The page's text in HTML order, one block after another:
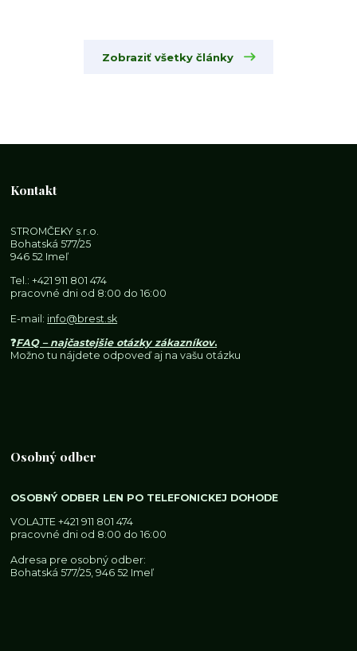
Zobraziť všetky články
Kontakt
STROMČEKY s.r.o.
Bohatská 577/25
946 52 Imeľ
Tel.:+421 911 801 474
pracovné dni od 8:00 do 16:00
E-mail: info@brest.sk
❓FAQ – najčastejšie otázky zákazníkov.
Možno tu nájdete odpoveď aj na vašu otázku
Osobný odber
OSOBNÝ ODBER LEN PO TELEFONICKEJ DOHODE
VOLAJTE+421 911 801 474
pracovné dni od 8:00 do 16:00
Adresa pre osobný odber:
Bohatská 577/25, 946 52 Imeľ